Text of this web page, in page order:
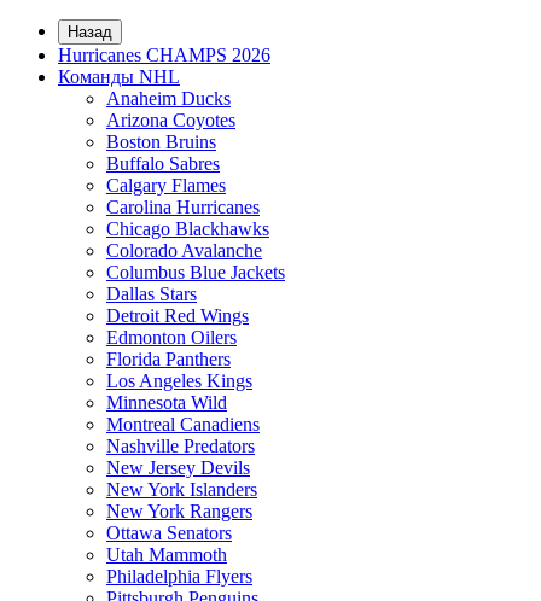
Назад
Hurricanes CHAMPS 2026
Команды NHL
Anaheim Ducks
Arizona Coyotes
Boston Bruins
Buffalo Sabres
Calgary Flames
Carolina Hurricanes
Chicago Blackhawks
Colorado Avalanche
Columbus Blue Jackets
Dallas Stars
Detroit Red Wings
Edmonton Oilers
Florida Panthers
Los Angeles Kings
Minnesota Wild
Montreal Canadiens
Nashville Predators
New Jersey Devils
New York Islanders
New York Rangers
Ottawa Senators
Utah Mammoth
Philadelphia Flyers